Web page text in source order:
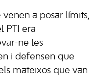
venen a posar límits,
PTI era
ne les
i defensen que
mateixos que van